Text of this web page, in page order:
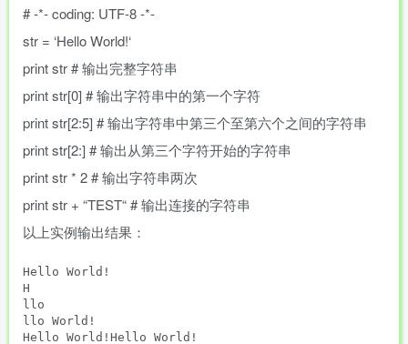
# -*- coding: UTF-8 -*-
str = ‘Hello World!‘
printstr# 输出完整字符串
printstr[0] # 输出字符串中的第一个字符
printstr[2:5] # 输出字符串中第三个至第六个之间的字符串
printstr[2:] # 输出从第三个字符开始的字符串
printstr* 2# 输出字符串两次
printstr + “TEST“# 输出连接的字符串
以上实例输出结果：
Hello World!
H
llo
llo World!
Hello World!Hello World!